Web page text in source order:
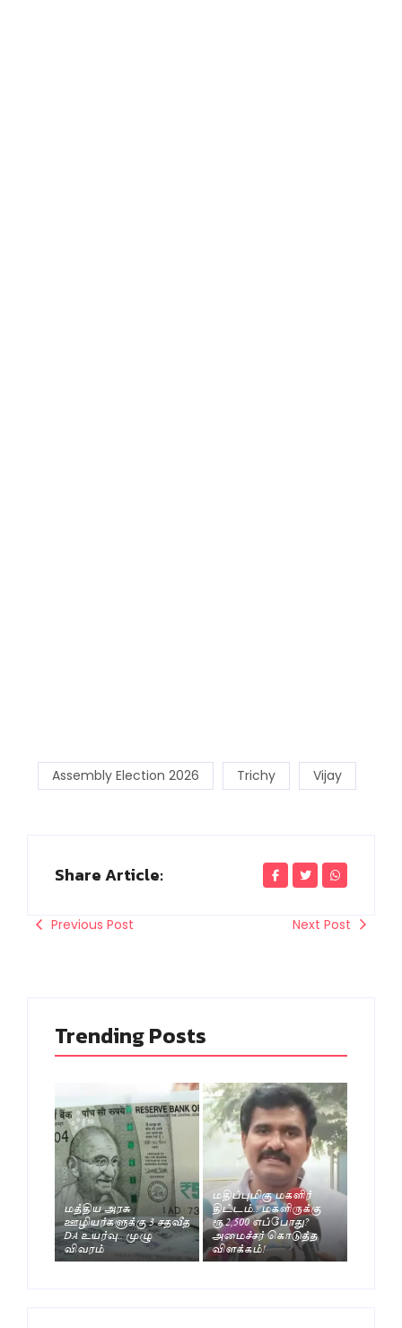
Assembly Election 2026 Trichy Vijay
Share Article:
Previous Post Next Post
Trending Posts
மத்திய அரசு
ஊழியர்களுக்கு 3 சதவீத
DA உயர்வு.. முழு
விவரம்
மதிப்புமிகு மகளிர்
திட்டம்.. மகளிருக்கு
ரூ.2,500 எப்போது?
அமைச்சர் கொடுத்த
விளக்கம்!